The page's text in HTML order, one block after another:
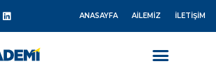
ANASAYFA AILEMIZ İLETIŞIM